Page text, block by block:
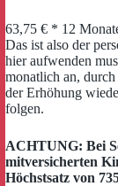
63,75 € * 12
Das ist also der
hier aufwenden
monatlich an,
der Erhöhung
folgen.
ACHTUNG: Bei
mitversicherten
Höchstsatz von